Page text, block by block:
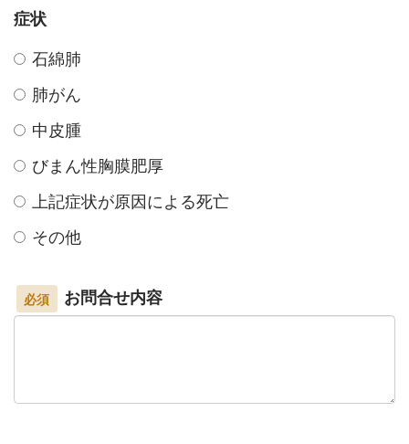
症状
石綿肺
肺がん
中皮腫
びまん性胸膜肥厚
上記症状が原因による死亡
その他
必須 お問合せ内容